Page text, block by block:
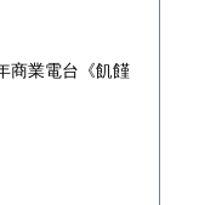
商業電台《飢饉